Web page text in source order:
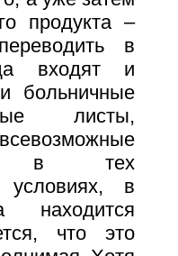
продукта –
в
входят и
больничные
листы,
в тех
условиях, в
находится
что это